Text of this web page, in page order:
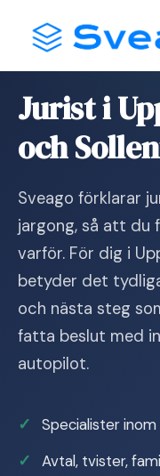
content
Jurist i
och
Sveago förklarar
jargong, så att du
varför. För dig i
betyder det
och nästa steg
fatta beslut med
autopilot.
Specialister
Avtal, tvister,